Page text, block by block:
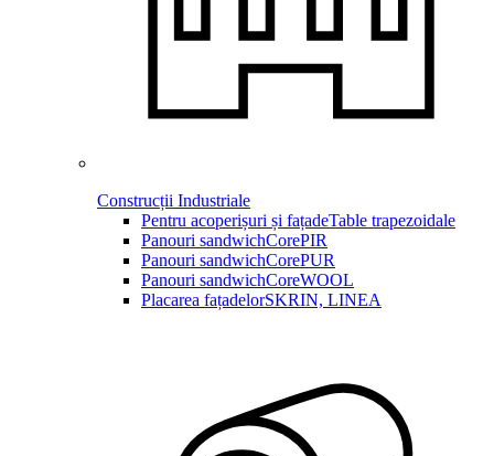
Construcții Industriale
Pentru acoperișuri și fațadeTable trapezoidale
Panouri sandwichCorePIR
Panouri sandwichCorePUR
Panouri sandwichCoreWOOL
Placarea fațadelorSKRIN, LINEA